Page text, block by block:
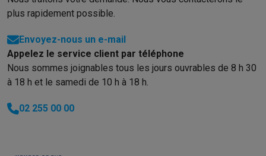
plus rapidement possible.
Envoyez-nous un e-mail
Appelez le service client par téléphone
Nous sommes joignables tous les jours ouvrables de 8 h 30
à 18 h et le samedi de 10 h à 18 h.
02 255 00 00